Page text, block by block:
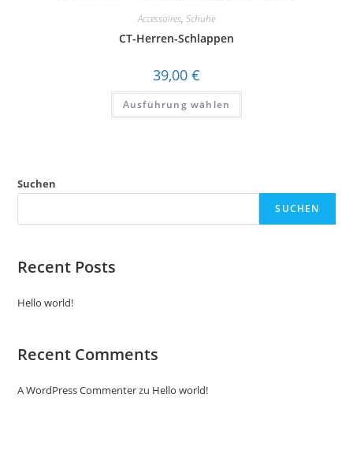
Accessoires, Schuhe
CT-Herren-Schlappen
39,00 €
Ausführung wählen
Dieses
weist
auf
Produktseite
gewählt
Suchen
SUCHEN
Recent Posts
Hello world!
Recent Comments
A WordPress Commenterzu Hello world!